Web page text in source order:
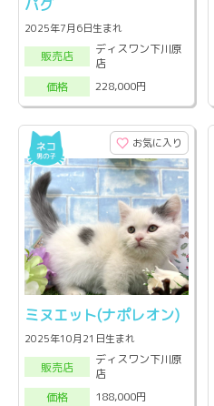
パグ
2025年7月6日生まれ
販売店
ディスワン下川原
店
価格
228,000円
お気に入り
ミヌエット(ナポレオン)
2025年10月21日生まれ
販売店
ディスワン下川原
店
価格
188,000円